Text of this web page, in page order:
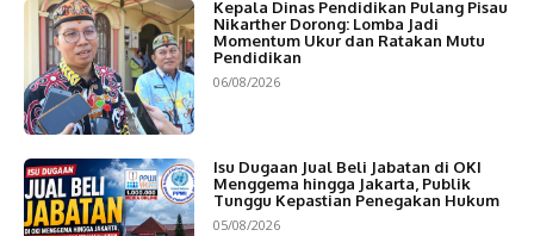
Kepala Dinas Pendidikan Pulang Pisau
Nikarther Dorong: Lomba Jadi
Momentum Ukur dan Ratakan Mutu
Pendidikan
06/08/2026
Isu Dugaan Jual Beli Jabatan di OKI
Menggema hingga Jakarta, Publik
Tunggu Kepastian Penegakan Hukum
05/08/2026